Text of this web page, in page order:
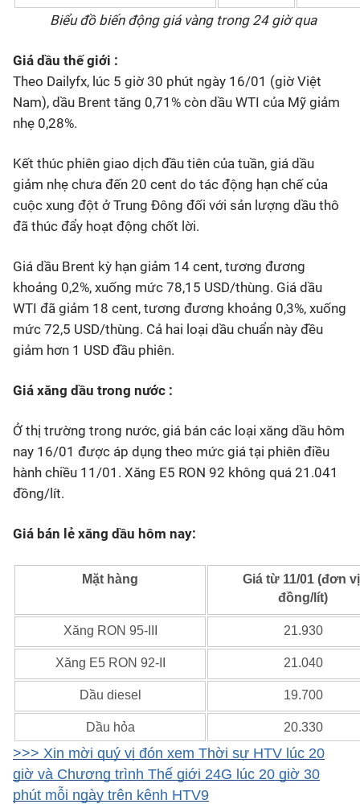
Biểu đồ biến động giá vàng trong 24 giờ qua
Giá dầu thế giới :
Theo Dailyfx, lúc 5 giờ 30 phút ngày 16/01 (giờ Việt
Nam), dầu Brent tăng 0,71% còn dầu WTI của Mỹ giảm
nhẹ 0,28%.
Kết thúc phiên giao dịch đầu tiên của tuần, giá dầu
giảm nhẹ chưa đến 20 cent do tác động hạn chế của
cuộc xung đột ở Trung Đông đối với sản lượng dầu thô
đã thúc đẩy hoạt động chốt lời.
Giá dầu Brent kỳ hạn giảm 14 cent, tương đương
khoảng 0,2%, xuống mức 78,15 USD/thùng. Giá dầu
WTI đã giảm 18 cent, tương đương khoảng 0,3%, xuống
mức 72,5 USD/thùng. Cả hai loại dầu chuẩn này đều
giảm hơn 1 USD đầu phiên.
Giá xăng dầu trong nước :
Ở thị trường trong nước, giá bán các loại xăng dầu hôm
nay 16/01 được áp dụng theo mức giá tại phiên điều
hành chiều 11/01. Xăng E5 RON 92 không quá 21.041
đồng/lít.
Giá bán lẻ xăng dầu hôm nay:
Mặt hàng
Giá từ 11/01 (đơn
đồng/lít)
Xăng RON 95-III 21.930
Xăng E5 RON 92-II 21.040
Dầu diesel 19.700
Dầu hỏa 20.330
>>> Xin mời quý vị đón xem Thời sự HTV lúc 20
giờ và Chương trình Thế giới 24G lúc 20 giờ 30
phút mỗi ngày trên kênh HTV9